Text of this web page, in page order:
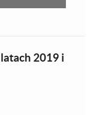
2019 i